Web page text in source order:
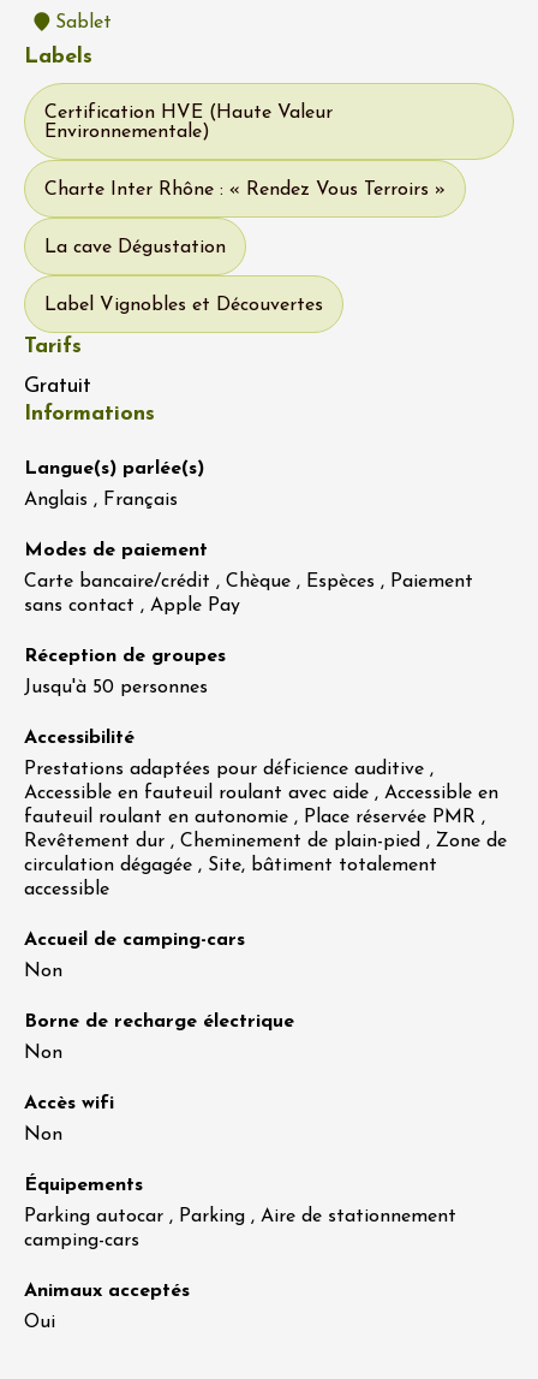
Sablet
Labels
Certification HVE (Haute Valeur
Environnementale)
Charte Inter Rhône : « Rendez Vous Terroirs »
La cave Dégustation
Label Vignobles et Découvertes
Tarifs
Gratuit
Informations
Langue(s) parlée(s)
Anglais , Français
Modes de paiement
Carte bancaire/crédit , Chèque , Espèces , Paiement
sans contact , Apple Pay
Réception de groupes
Jusqu'à 50 personnes
Accessibilité
Prestations adaptées pour déficience auditive ,
Accessible en fauteuil roulant avec aide , Accessible en
fauteuil roulant en autonomie , Place réservée PMR ,
Revêtement dur , Cheminement de plain-pied , Zone de
circulation dégagée , Site, bâtiment totalement
accessible
Accueil de camping-cars
Non
Borne de recharge électrique
Non
Accès wifi
Non
Équipements
Parking autocar , Parking , Aire de stationnement
camping-cars
Animaux acceptés
Oui